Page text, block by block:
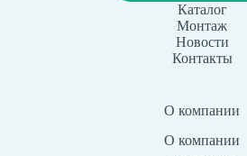
Каталог
Монтаж
Новости
Контакты
О компании
О компании